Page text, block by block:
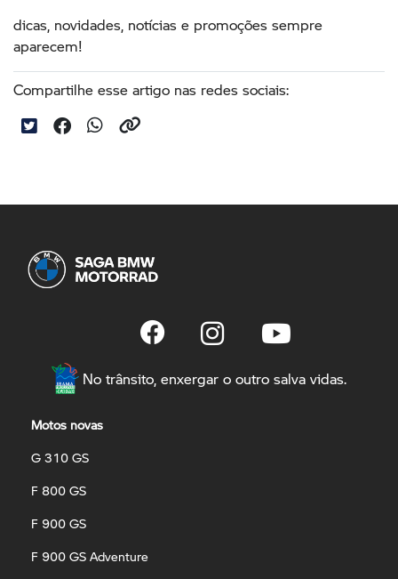
dicas, novidades, notícias e promoções sempre
aparecem!
Compartilhe esse artigo nas redes sociais:
No trânsito, enxergar o outro salva vidas.
Motos novas
G 310 GS
F 800 GS
F 900 GS
F 900 GS Adventure